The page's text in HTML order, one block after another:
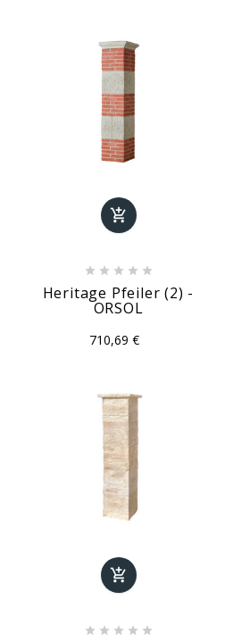

    
Heritage Pfeiler (2) -
ORSOL
710,69 €

    